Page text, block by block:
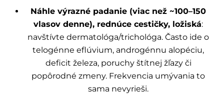
Náhle výrazné padanie (viac než ~100–150
vlasov denne), rednúce cestičky, ložiská:
navštívte dermatológa/trichológa. Často ide o
telogénne eflúvium, androgénnu alopéciu,
deficit železa, poruchy štítnej žľazy či
popôrodné zmeny. Frekvencia umývania to
sama nevyrieši.